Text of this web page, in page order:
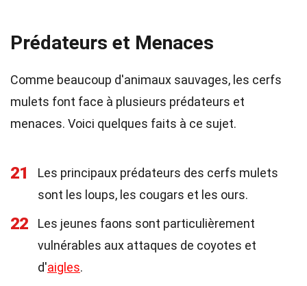
Prédateurs et Menaces
Comme beaucoup d'animaux sauvages, les cerfs
mulets font face à plusieurs prédateurs et
menaces. Voici quelques faits à ce sujet.
21
Les principaux prédateurs des cerfs mulets
sont les loups, les cougars et les ours.
22
Les jeunes faons sont particulièrement
vulnérables aux attaques de coyotes et
d'aigles.